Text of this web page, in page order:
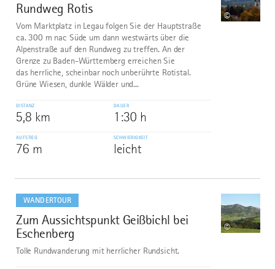
8
Rundweg Rotis
©
Vom Marktplatz in Legau folgen Sie der Hauptstraße
ca. 300 m nac Süde um dann westwärts über die
Alpenstraße auf den Rundweg zu treffen. An der
Grenze zu Baden-Württemberg erreichen Sie
das herrliche, scheinbar noch unberührte Rotistal.
Grüne Wiesen, dunkle Wälder und...
DISTANZ
5,8 km
DAUER
1:30 h
AUFSTIEG
76 m
SCHWIERIGKEIT
leicht
WANDERTOUR
9
Zum Aussichtspunkt Geißbichl bei
Eschenberg
©
Tolle Rundwanderung mit herrlicher Rundsicht.
dazu